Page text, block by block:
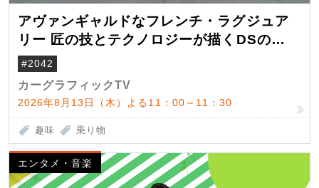
アヴァンギャルドなフレンチ・ラグジュア
リー 匠の技とテクノロジーが描くDSの世
界観
#2042
カーグラフィックTV
2026年8月13日（木）よる11：00～11：30
趣味 乗り物
エンタメ・音楽